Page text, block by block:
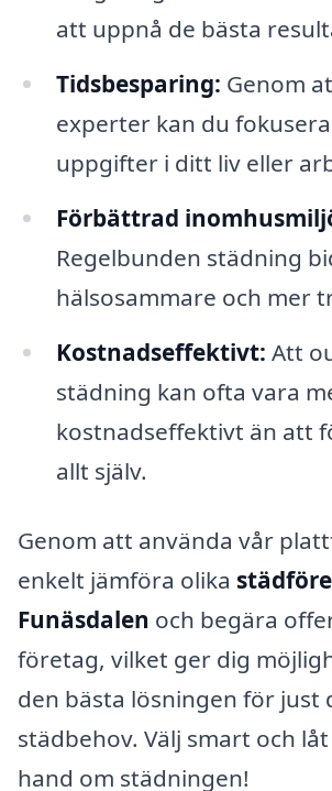
att uppnå de bästa
Tidsbesparing: Genom
experter kan du
uppgifter i ditt liv eller
Förbättrad
Regelbunden städning
hälsosammare och mer
Kostnadseffektivt: Att
städning kan ofta vara
kostnadseffektivt än att
allt själv.
Genom att använda vår
enkelt jämföra olika
Funäsdalen och begära
företag, vilket ger dig
den bästa lösningen för just
städbehov. Välj smart och
hand om städningen!